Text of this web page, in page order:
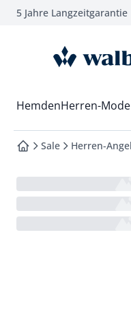
springen
springen
springen
5 Jahre Langzeitgarantie
Wechsel in das Menü
HemdenHerren-Mode
zur Startseite
Sale Herren-